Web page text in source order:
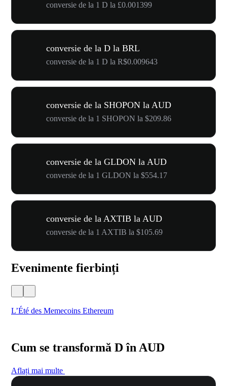
conversie de la 1 D la £0.001399
conversie de la D la BRL
conversie de la 1 D la R$0.009643
conversie de la SHOPON la AUD
conversie de la 1 SHOPON la $209.86
conversie de la GLDON la AUD
conversie de la 1 GLDON la $554.17
conversie de la AXTIB la AUD
conversie de la 1 AXTIB la $105.69
Evenimente fierbinți
L’Été des Memecoins Ethereum
Cum se transformă D în AUD
Aflați mai multe